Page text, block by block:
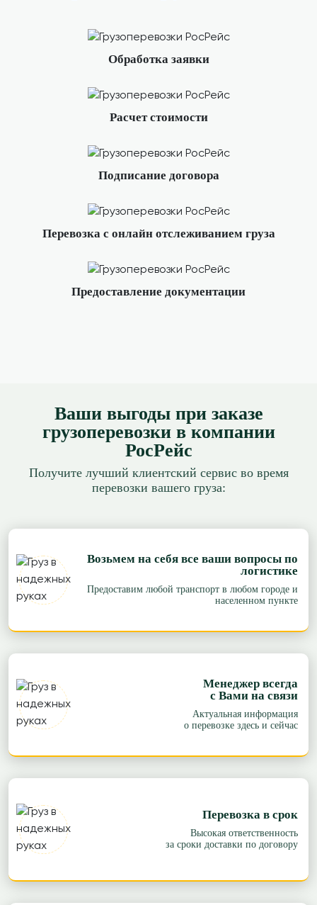
Обработка заявки
Расчет стоимости
Подписание договора
Перевозка с онлайн отслеживанием груза
Предоставление документации
Ваши выгоды при заказе
грузоперевозки в компании
РосРейс
Получите лучший клиентский сервис во время
перевозки вашего груза:
Возьмем на себя все ваши вопросы по
логистике
Предоставим любой транспорт в любом городе и
населенном пункте
Менеджер всегда
с Вами на связи
Актуальная информация
о перевозке здесь и сейчас
Перевозка в срок
Высокая ответственность
за сроки доставки по договору